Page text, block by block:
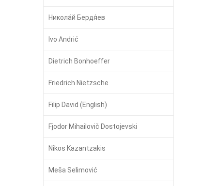
Никола́й Бердя́ев
Ivo Andrić
Dietrich Bonhoeffer
Friedrich Nietzsche
Filip David (English)
Fjodor Mihailovič Dostojevski
Nikos Kazantzakis
Meša Selimović